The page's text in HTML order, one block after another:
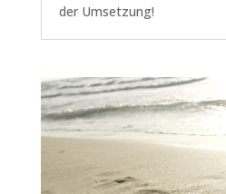
der Umsetzung!